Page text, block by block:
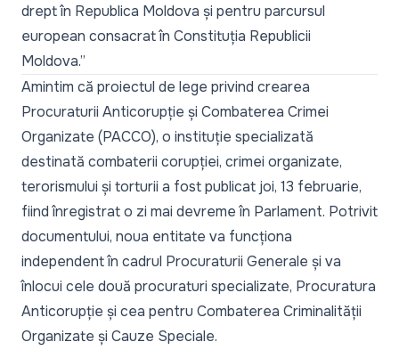
drept în Republica Moldova și pentru parcursul
european consacrat în Constituția Republicii
Moldova.”
Amintim că proiectul de lege privind crearea
Procuraturii Anticorupție și Combaterea Crimei
Organizate (PACCO), o instituție specializată
destinată combaterii corupției, crimei organizate,
terorismului și torturii a fostpublicat joi, 13 februarie,
fiind înregistrat o zi mai devreme în Parlament. Potrivit
documentului, noua entitate va funcționa
independent în cadrul Procuraturii Generale și va
înlocui cele două procuraturi specializate, Procuratura
Anticorupție și cea pentru Combaterea Criminalității
Organizate și Cauze Speciale.